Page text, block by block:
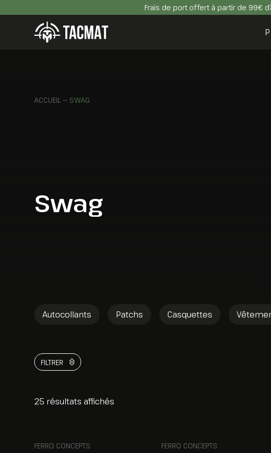
Frais de port offert à partir de 99€
ACCUEIL — SWAG
Swag
Autocollants Patchs Casquettes
FILTRER
25 résultats affichés
FERRO CONCEPTS FERRO CONCEPTS